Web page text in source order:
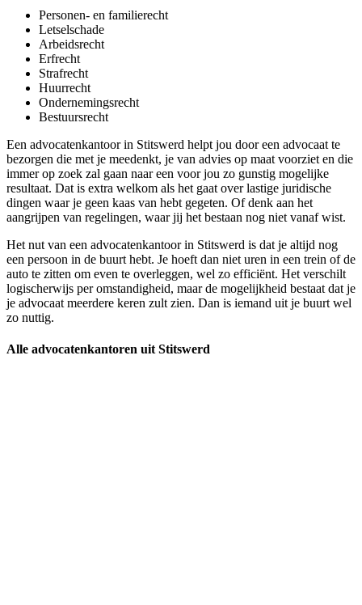
Personen- en familierecht
Letselschade
Arbeidsrecht
Erfrecht
Strafrecht
Huurrecht
Ondernemingsrecht
Bestuursrecht
Een advocatenkantoor in Stitswerd helpt jou door een advocaat te
bezorgen die met je meedenkt, je van advies op maat voorziet en die
immer op zoek zal gaan naar een voor jou zo gunstig mogelijke
resultaat. Dat is extra welkom als het gaat over lastige juridische
dingen waar je geen kaas van hebt gegeten. Of denk aan het
aangrijpen van regelingen, waar jij het bestaan nog niet vanaf wist.
Het nut van een advocatenkantoor in Stitswerd is dat je altijd nog
een persoon in de buurt hebt. Je hoeft dan niet uren in een trein of de
auto te zitten om even te overleggen, wel zo efficiënt. Het verschilt
logischerwijs per omstandigheid, maar de mogelijkheid bestaat dat je
je advocaat meerdere keren zult zien. Dan is iemand uit je buurt wel
zo nuttig.
Alle advocatenkantoren uit Stitswerd